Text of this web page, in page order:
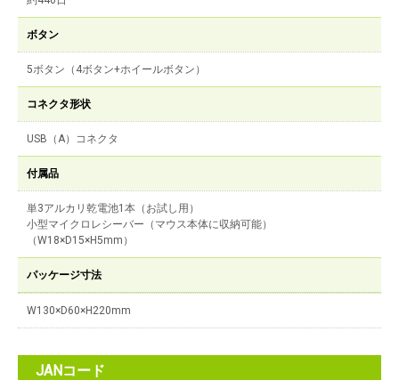
ボタン
5ボタン（4ボタン+ホイールボタン）
コネクタ形状
USB（A）コネクタ
付属品
単3アルカリ乾電池1本（お試し用）
小型マイクロレシーバー（マウス本体に収納可能）
（W18×D15×H5mm）
パッケージ寸法
W130×D60×H220mm
JANコード